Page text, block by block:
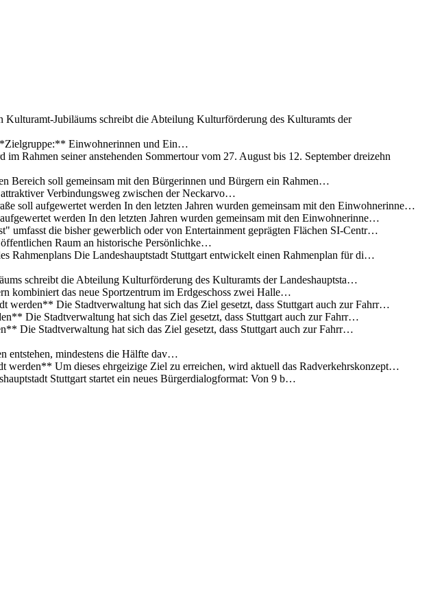
Kulturamt-Jubiläums schreibt die Abteilung Kulturförderung des Kulturamts der
Einwohnerinnen und Ein…
Rahmen seiner anstehenden Sommertour vom 27. August bis 12. September dreizehn
Bereich soll gemeinsam mit den Bürgerinnen und Bürgern ein Rahmen…
Verbindungsweg zwischen der Neckarvo…
soll aufgewertet werden In den letzten Jahren wurden gemeinsam mit den Einwohnerinne…
werden In den letzten Jahren wurden gemeinsam mit den Einwohnerinne…
umfasst die bisher gewerblich oder von Entertainment geprägten Flächen SI-Centr…
Raum an historische Persönlichke…
Rahmenplans Die Landeshauptstadt Stuttgart entwickelt einen Rahmenplan für di…
schreibt die Abteilung Kulturförderung des Kulturamts der Landeshauptsta…
kombiniert das neue Sportzentrum im Erdgeschoss zwei Halle…
werden** Die Stadtverwaltung hat sich das Ziel gesetzt, dass Stuttgart auch zur Fahrr…
Die Stadtverwaltung hat sich das Ziel gesetzt, dass Stuttgart auch zur Fahrr…
Die Stadtverwaltung hat sich das Ziel gesetzt, dass Stuttgart auch zur Fahrr…
entstehen, mindestens die Hälfte dav…
werden** Um dieses ehrgeizige Ziel zu erreichen, wird aktuell das Radverkehrskonzept…
Stuttgart startet ein neues Bürgerdialogformat: Von 9 b…